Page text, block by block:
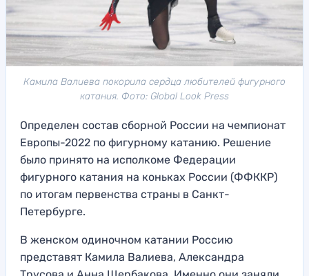
Камила Валиева покорила сердца любителей фигурного
катания. Фото: Global Look Press
Определен состав сборной России на чемпионат
Европы-2022 по фигурному катанию. Решение
было принято на исполкоме Федерации
фигурного катания на коньках России (ФФККР)
по итогам первенства страны в Санкт-
Петербурге.
В женском одиночном катании Россию
представят Камила Валиева, Александра